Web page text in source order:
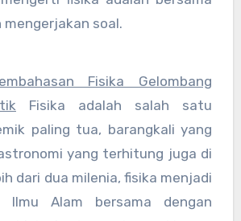
soal.
Fisika Gelombang
Fisika adalah salah satu
paling tua, barangkali yang
yang terhitung juga di
dari dua milenia, fisika menjadi
Ilmu Alam bersama dengan